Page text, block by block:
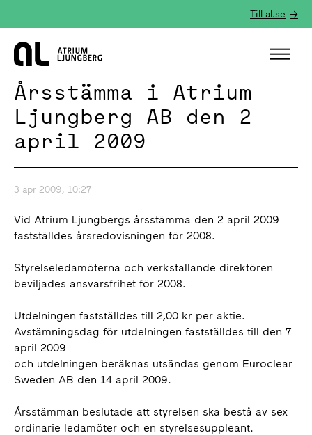
Till al.se
Hem
Årsstämma i Atrium
Ljungberg AB den 2
april 2009
3 apr 2009, 10:27
Vid Atrium Ljungbergs årsstämma den 2 april 2009
fastställdes årsredovisningen för 2008.
Styrelseledamöterna och verkställande direktören
beviljades ansvarsfrihet för 2008.
Utdelningen fastställdes till 2,00 kr per aktie.
Avstämningsdag för utdelningen fastställdes till den 7
april 2009
och utdelningen beräknas utsändas genom Euroclear
Sweden AB den 14 april 2009.
Årsstämman beslutade att styrelsen ska bestå av sex
ordinarie ledamöter och en styrelsesuppleant.